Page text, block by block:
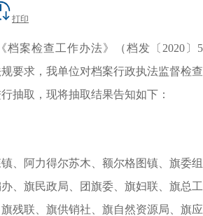
打印
档案检查工作办法》（档发〔 2020 〕 5
要求，我单位对档案行政执法监督检查
抽取，现将抽取结果告知如下：
、阿力得尔苏木、额尔格图镇、旗委组
、旗民政局、团旗委、旗妇联、旗总工
残联、旗供销社、旗自然资源局、旗应